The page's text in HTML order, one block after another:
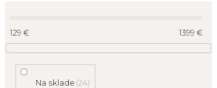
129 € 1399 €
Na sklade 24